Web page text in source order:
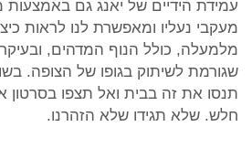
עמידת הידיים של יאנג גם
מעקבי נעליו ומאפשרת לנו לראות
מלמעלה, כולל הנוף המדהים,
שגורמת לשיתוק בגופו של הצופה.
תנסו את זה בבית ואל תצפו
חלש. שלא תגידו שלא הזהרנו.